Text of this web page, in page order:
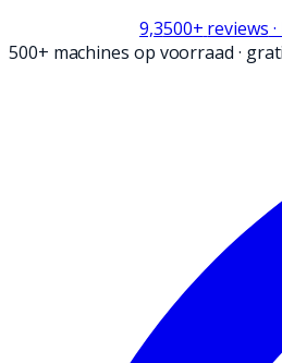
9,3500+ reviews
500+ machines op voorraad ·